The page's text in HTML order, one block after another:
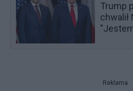
Trump
chwalił
Reklama